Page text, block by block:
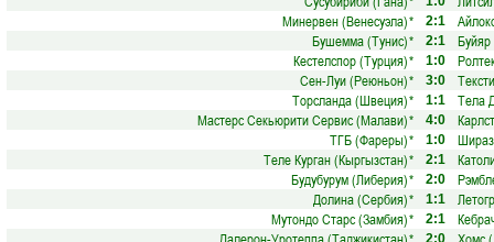
Минервен (Венесуэла)* 2:1
Бушемма (Тунис)* 2:1
Кестелспор (Турция)* 1:0
Сен-Луи (Реюньон)* 3:0
Торсланда (Швеция)* 1:1
Тела
Мастерс Секьюрити Сервис (Малави)* 4:0
ТГБ (Фареры)* 1:0
Теле Курган (Кыргызстан)* 2:1
Будубурум (Либерия)* 2:0
Долина (Сербия)* 1:1
Мутондо Старс (Замбия)* 2:1
2:0